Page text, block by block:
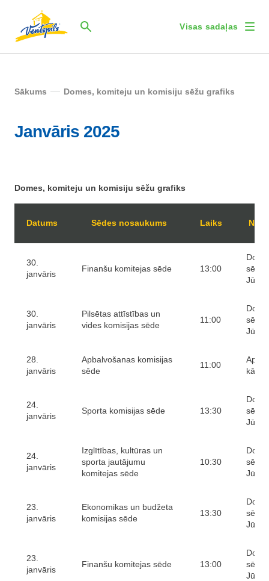
Visas sadaļas
Sākums Domes, komiteju un komisiju sēžu grafiks
Janvāris 2025
Domes, komiteju un komisiju sēžu grafiks
Datums Sēdes nosaukums Laiks
30.
janvāris
Finanšu komitejas sēde 13:00
sēžu
30.
janvāris
Pilsētas attīstības un
vides komisijas sēde
11:00
sēžu
28.
janvāris
Apbalvošanas komisijas
sēde
11:00
24.
janvāris
Sporta komisijas sēde 13:30
sēžu
24.
janvāris
Izglītības, kultūras un
sporta jautājumu
komitejas sēde
10:30
sēžu
23.
janvāris
Ekonomikas un budžeta
komisijas sēde
13:30
sēžu
23.
janvāris
Finanšu komitejas sēde 13:00
sēžu